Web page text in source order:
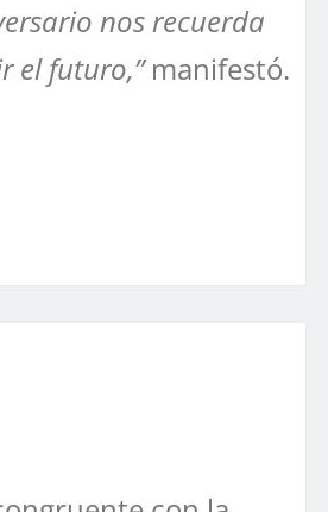
nos recuerda
el futuro,”manifestó.